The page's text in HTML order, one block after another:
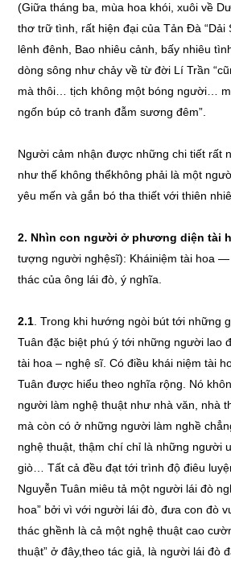
(Giữa tháng ba, mùa hoa khói, xuôi về
thơ trữ tình, rất hiện đại của Tản Đà
lênh đênh, Bao nhiêu cảnh, bấy nhiêu
dòng sông như chảy về từ đời Lí Trần
mà thôi… tịch không một bóng người…
ngốn búp cỏ tranh đẫm sương đêm”.
Người cảm nhận được những chi tiết rất
như thế không thểkhông phải là một
yêu mến và gắn bó tha thiết với thiên
2. Nhìn con người ở phương diện tài
tượng người nghệsĩ): Kháiniệm tài hoa
thác của ông lái đò, ý nghĩa.
2.1 . Trong khi hướng ngòi bút tới những
Tuân đặc biệt phú ý tới những người lao
tài hoa – nghệ sĩ. Có điều khái niệm tài
Tuân được hiểu theo nghĩa rộng. Nó
người làm nghệ thuật như nhà văn, nhà
mà còn có ở những người làm nghề
nghệ thuật, thậm chí chỉ là những người
giò… Tất cả đều đạt tới trình độ điêu
Nguyễn Tuân miêu tả một người lái đò
hoa” bởi vì với người lái đò, đưa con đò
thác ghềnh là cả một nghệ thuật cao
thuật” ở đây,theo tác giả, là người lái đò